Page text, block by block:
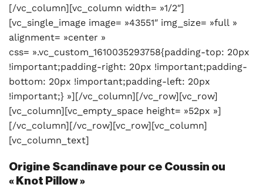
[/vc_column][vc_column width= »1/2″]
[vc_single_image image= »43551″ img_size= »full »
alignment= »center »
css= ».vc_custom_1610035293758{padding-top: 20px
!important;padding-right: 20px !important;padding-
bottom: 20px !important;padding-left: 20px
!important;} »][/vc_column][/vc_row][vc_row]
[vc_column][vc_empty_space height= »52px »]
[/vc_column][/vc_row][vc_row][vc_column]
[vc_column_text]
Origine Scandinave pour ce Coussin ou
« Knot Pillow »